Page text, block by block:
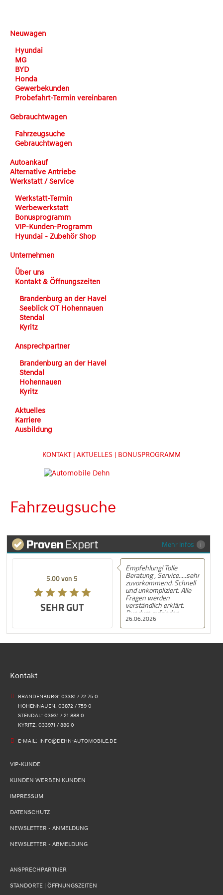
Neuwagen
Hyundai
MG
BYD
Honda
Gewerbekunden
Probefahrt-Termin vereinbaren
Gebrauchtwagen
Fahrzeugsuche
Gebrauchtwagen
Autoankauf
Alternative Antriebe
Werkstatt / Service
Werkstatt-Termin
Werbewerkstatt
Bonusprogramm
VIP-Kunden-Programm
Hyundai - Zubehör Shop
Unternehmen
Über uns
Kontakt & Öffnungszeiten
Brandenburg an der Havel
Seeblick OT Hohennauen
Stendal
Kyritz
Ansprechpartner
Brandenburg an der Havel
Stendal
Hohennauen
Kyritz
Aktuelles
Karriere
Ausbildung
KONTAKT | AKTUELLES | BONUSPROGRAMM
Fahrzeugsuche
Mehr Infos
5.00 von 5
SEHR GUT
26.06.2026
Empfehlung! Tolle
Beratung , Service.....sehr
zuvorkommend. Schnell
und unkompliziert. Alle
Fragen werden
verständlich erklärt.
Rundum zufrieden.
Kontakt
BRANDENBURG: 03381 / 72 75 0
HOHENNAUEN: 03872 / 759 0
STENDAL: 03931 / 21 888 0
KYRITZ: 033971 / 886 0
E-MAIL: INFO@DEHN-AUTOMOBILE.DE
VIP-KUNDE
KUNDEN WERBEN KUNDEN
IMPRESSUM
DATENSCHUTZ
NEWSLETTER - ANMELDUNG
NEWSLETTER - ABMELDUNG
ANSPRECHPARTNER
STANDORTE | ÖFFNUNGSZEITEN